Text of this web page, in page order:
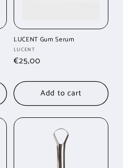
LUCENT Gum Serum
Vendor:
LUCENT
Regular
€25,00
Add to cart